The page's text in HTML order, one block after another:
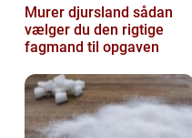
Murer djursland sådan
vælger du den rigtige
fagmand til opgaven